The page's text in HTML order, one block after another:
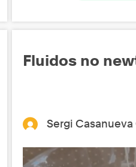
Fluidos no
Sergi Casanueva